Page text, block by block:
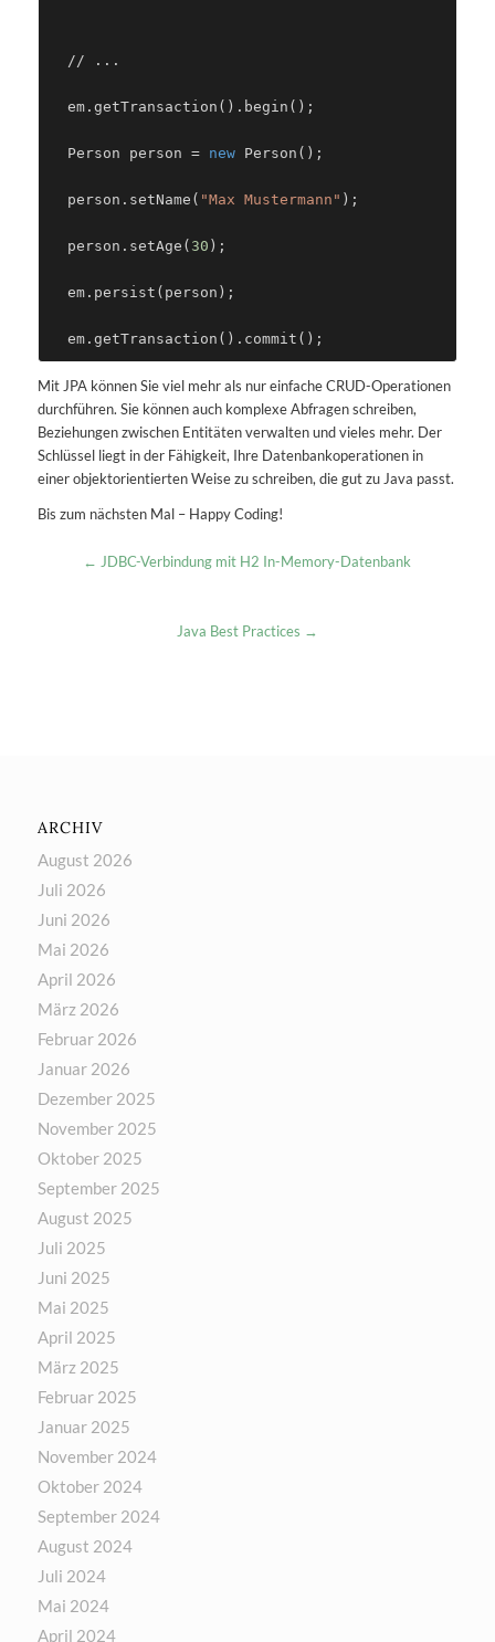
// ...
  em.getTransaction().begin();
  Person person =
new Person();
  person.setName(
"Max Mustermann" );
  person.setAge(
30 );
  em.persist(person);
Mit JPA können Sie viel mehr als nur einfache CRUD-Operationen
durchführen. Sie können auch komplexe Abfragen schreiben,
Beziehungen zwischen Entitäten verwalten und vieles mehr. Der
Schlüssel liegt in der Fähigkeit, Ihre Datenbankoperationen in
einer objektorientierten Weise zu schreiben, die gut zu Java passt.
Bis zum nächsten Mal – Happy Coding!
← JDBC-Verbindung mit H2 In-Memory-Datenbank
Java Best Practices →
ARCHIV
August 2026
Juli 2026
Juni 2026
Mai 2026
April 2026
März 2026
Februar 2026
Januar 2026
Dezember 2025
November 2025
Oktober 2025
September 2025
August 2025
Juli 2025
Juni 2025
Mai 2025
April 2025
März 2025
Februar 2025
Januar 2025
November 2024
Oktober 2024
September 2024
August 2024
Juli 2024
Mai 2024
April 2024